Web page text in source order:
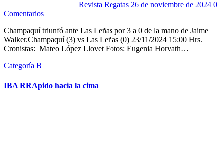
Revista Regatas 26 de noviembre de 2024 0
Comentarios
Champaquí triunfó ante Las Leñas por 3 a 0 de la mano de Jaime
Walker.Champaquí (3) vs Las Leñas (0) 23/11/2024 15:00 Hrs.
Cronistas: Mateo López Llovet Fotos: Eugenia Horvath…
Categoría B
IBA RRApido hacia la cima